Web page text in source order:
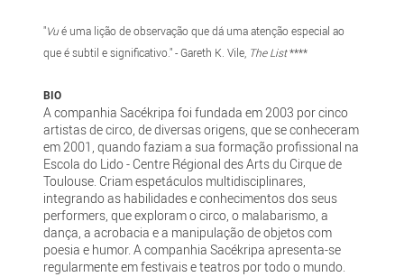
"Vué uma lição de observação que dá uma atenção especial ao
que é subtil e significativo." - Gareth K. Vile, The List****
BIO
A companhia Sacékripa foi fundada em 2003 por cinco
artistas de circo, de diversas origens, que se conheceram
em 2001, quando faziam a sua formação profissional na
Escola do Lido - Centre Régional des Arts du Cirque de
Toulouse. Criam espetáculos multidisciplinares,
integrando as habilidades e conhecimentos dos seus
performers, que exploram o circo, o malabarismo, a
dança, a acrobacia e a manipulação de objetos com
poesia e humor. A companhia Sacékripa apresenta-se
regularmente em festivais e teatros por todo o mundo.